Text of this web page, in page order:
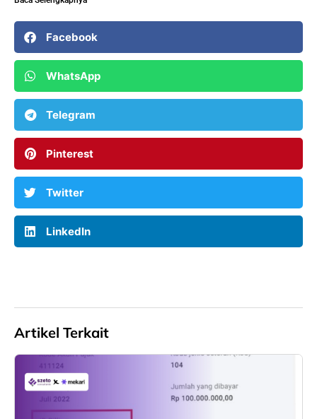
Facebook
WhatsApp
Telegram
Pinterest
Twitter
LinkedIn
Artikel Terkait